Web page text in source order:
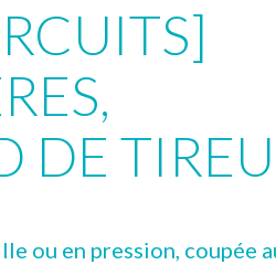
DE
ou en pression, coupée